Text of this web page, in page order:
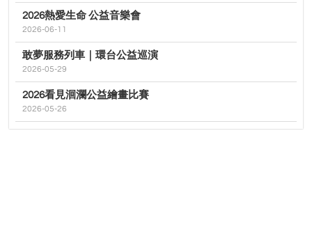
2026熱愛生命 公益音樂會
2026-06-11
敢夢服務列車｜環台公益巡演
2026-05-29
2026看見洄瀾公益繪畫比賽
2026-05-26